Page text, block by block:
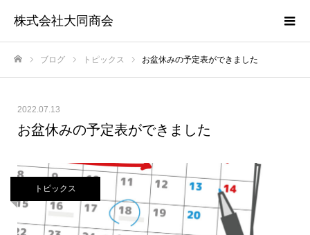
株式会社大同商会
ブログ トピックス お盆休みの予定表ができました
2022.07.13
お盆休みの予定表ができました
トピックス